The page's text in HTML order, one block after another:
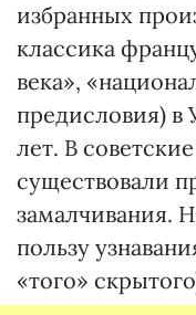
избранных
классика
века»,
предисловия) в
лет. В
существовали
замалчивания.
пользу
«того»